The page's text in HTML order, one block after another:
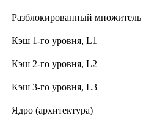
Разблокированный множитель
Кэш 1-го уровня, L1
Кэш 2-го уровня, L2
Кэш 3-го уровня, L3
Ядро (архитектура)